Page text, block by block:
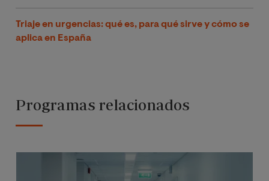
Triaje en urgencias: qué es, para qué sirve y cómo se
aplica en España
Programas relacionados